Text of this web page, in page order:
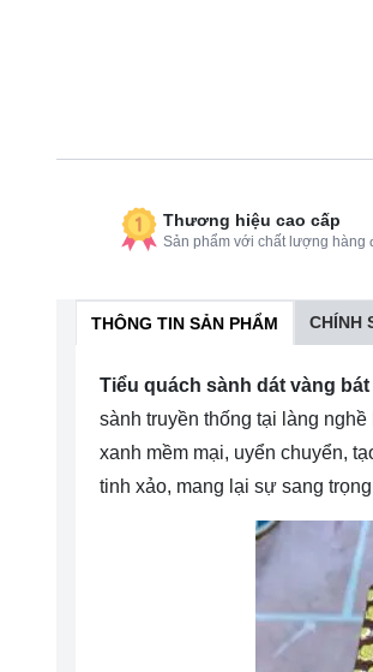
Thương hiệu cao cấp
Sản phẩm với chất lượng hàng
THÔNG TIN SẢN PHẨM CHÍNH
Tiểu quách sành dát vàng
sành truyền thống tại làng
xanh mềm mại, uyển chuyển,
tinh xảo, mang lại sự sang